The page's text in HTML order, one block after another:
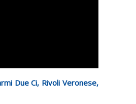
Due Ci, Rivoli Veronese,